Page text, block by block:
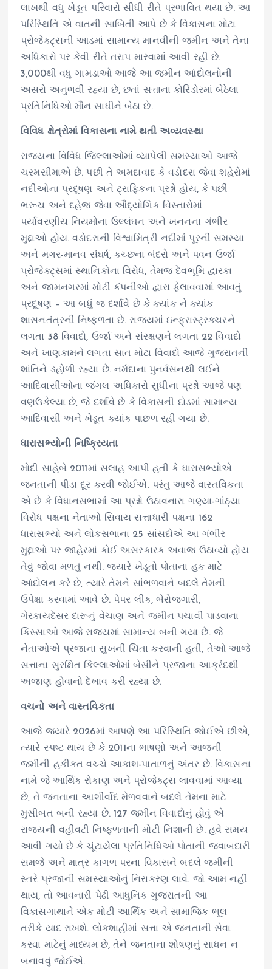
લાખથી વધુ ખેડૂત પરિવારો સીધી રીતે પ્રભાવિત થયા છે. આ
પરિસ્થિતિ એ વાતની સાબિતી આપે છે કે વિકાસના મોટા
પ્રોજેક્ટ્સની આડમાં સામાન્ય માનવીની જમીન અને તેના
અધિકારો પર કેવી રીતે તરાપ મારવામાં આવી રહી છે.
3,000થી વધુ ગામડાઓ આજે આ જમીન આંદોલનોની
અસરો અનુભવી રહ્યા છે, છતાં સત્તાના કોરિડોરમાં બેઠેલા
પ્રતિનિધિઓ મૌન સાધીને બેઠા છે.
વિવિધ ક્ષેત્રોમાં વિકાસના નામે થતી અવ્યવસ્થા
રાજ્યના વિવિધ જિલ્લાઓમાં વ્યાપેલી સમસ્યાઓ આજે
ચરમસીમાએ છે. પછી તે અમદાવાદ કે વડોદરા જેવા શહેરોમાં
નદીઓના પ્રદૂષણ અને ટ્રાફિકના પ્રશ્નો હોય, કે પછી
ભરૂચ અને દહેજ જેવા ઔદ્યોગિક વિસ્તારોમાં
પર્યાવરણીય નિયમોના ઉલ્લંઘન અને ખનનના ગંભીર
મુદ્દાઓ હોય. વડોદરાની વિશ્વામિત્રી નદીમાં પૂરની સમસ્યા
અને મગર-માનવ સંઘર્ષ, કચ્છના બંદરો અને પવન ઉર્જા
પ્રોજેક્ટ્સમાં સ્થાનિકોના વિરોધ, તેમજ દેવભૂમિ દ્વારકા
અને જામનગરમાં મોટી કંપનીઓ દ્વારા ફેલાવવામાં આવતું
પ્રદૂષણ – આ બધું જ દર્શાવે છે કે ક્યાંક ને ક્યાંક
શાસનતંત્રની નિષ્ફળતા છે. રાજ્યમાં ઇન્ફ્રાસ્ટ્રક્ચરને
લગતા 38 વિવાદો, ઉર્જા અને સંરક્ષણને લગતા 22 વિવાદો
અને ખાણકામને લગતા સાત મોટા વિવાદો આજે ગુજરાતની
શાંતિને ડહોળી રહ્યા છે. નર્મદાના પુનર્વસનથી લઈને
આદિવાસીઓના જંગલ અધિકારો સુધીના પ્રશ્નો આજે પણ
વણઉકેલ્યા છે, જે દર્શાવે છે કે વિકાસની દોડમાં સામાન્ય
આદિવાસી અને ખેડૂત ક્યાંક પાછળ રહી ગયા છે.
ધારાસભ્યોની નિષ્ક્રિયતા
મોદી સાહેબે 2011માં સલાહ આપી હતી કે ધારાસભ્યોએ
જનતાની પીડા દૂર કરવી જોઈએ. પરંતુ આજે વાસ્તવિકતા
એ છે કે વિધાનસભામાં આ પ્રશ્નો ઉઠાવનારા ગણ્યા-ગાંઠ્યા
વિરોધ પક્ષના નેતાઓ સિવાય સત્તાધારી પક્ષના 162
ધારાસભ્યો અને લોકસભાના 25 સાંસદોએ આ ગંભીર
મુદ્દાઓ પર જાહેરમાં કોઈ અસરકારક અવાજ ઉઠાવ્યો હોય
તેવું જોવા મળતું નથી. જ્યારે ખેડૂતો પોતાના હક માટે
આંદોલન કરે છે, ત્યારે તેમને સાંભળવાને બદલે તેમની
ઉપેક્ષા કરવામાં આવે છે. પેપર લીક, બેરોજગારી,
ગેરકાયદેસર દારૂનું વેચાણ અને જમીન પચાવી પાડવાના
કિસ્સાઓ આજે રાજ્યમાં સામાન્ય બની ગયા છે. જે
નેતાઓએ પ્રજાના સુખની ચિંતા કરવાની હતી, તેઓ આજે
સત્તાના સુરક્ષિત કિલ્લાઓમાં બેસીને પ્રજાના આક્રંદથી
અજાણ હોવાનો દેખાવ કરી રહ્યા છે.
વચનો અને વાસ્તવિકતા
આજે જ્યારે 2026માં આપણે આ પરિસ્થિતિ જોઈએ છીએ,
ત્યારે સ્પષ્ટ થાય છે કે 2011ના ભાષણો અને આજની
જમીની હકીકત વચ્ચે આકાશ-પાતાળનું અંતર છે. વિકાસના
નામે જે આર્થિક રોકાણ અને પ્રોજેક્ટ્સ લાવવામાં આવ્યા
છે, તે જનતાના આશીર્વાદ મેળવવાને બદલે તેમના માટે
મુસીબત બની રહ્યા છે. 127 જમીન વિવાદોનું હોવું એ
રાજ્યની વહીવટી નિષ્ફળતાની મોટી નિશાની છે. હવે સમય
આવી ગયો છે કે ચૂંટાયેલા પ્રતિનિધિઓ પોતાની જવાબદારી
સમજે અને માત્ર કાગળ પરના વિકાસને બદલે જમીની
સ્તરે પ્રજાની સમસ્યાઓનું નિરાકરણ લાવે. જો આમ નહીં
થાય, તો આવનારી પેઢી આધુનિક ગુજરાતની આ
વિકાસગાથાને એક મોટી આર્થિક અને સામાજિક ભૂલ
તરીકે યાદ રાખશે. લોકશાહીમાં સત્તા એ જનતાની સેવા
કરવા માટેનું માધ્યમ છે, તેને જનતાના શોષણનું સાધન ન
બનાવવું જોઈએ.